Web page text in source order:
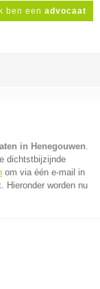
Ik ben een advocaat
in Henegouwen.
dichtstbijzijnde
om via één e-mail in
Hieronder worden nu